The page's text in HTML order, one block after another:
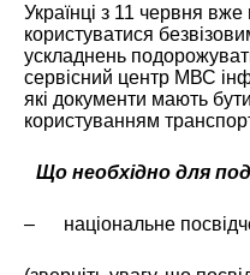
Українці з 11 червня
користуватися
ускладнень
сервісний центр МВС
які документи мають
користуванням
Що необхідно для
– національне